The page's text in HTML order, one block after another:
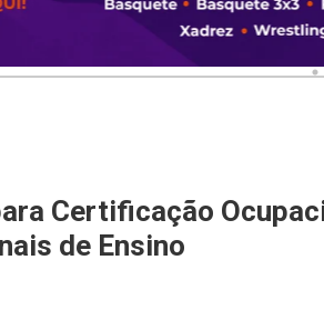
Certificação
de Ensino